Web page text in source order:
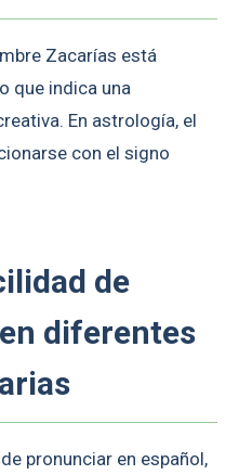
Zacarías está
que indica una
En astrología, el
con el signo
de
diferentes
pronunciar en español,